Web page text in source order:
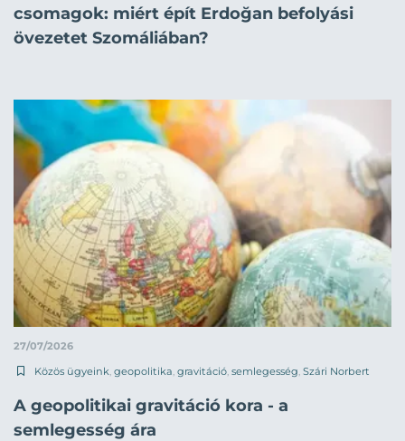
csomagok: miért épít Erdoğan befolyási
övezetet Szomáliában?
27/07/2026
Közös ügyeink geopolitika gravitáció semlegesség Szári Norbert
A geopolitikai gravitáció kora - a
semlegesség ára